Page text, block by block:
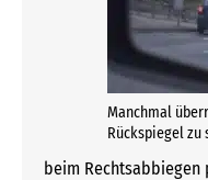
Manchmal
Rückspiegel zu
beim